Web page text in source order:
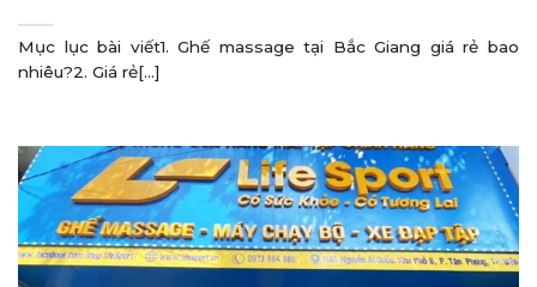
Mục lục bài viết1. Ghế massage tại Bắc Giang giá rẻ bao
nhiêu?2. Giá rẻ[...]